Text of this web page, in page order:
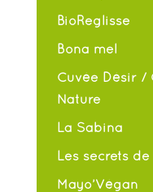
BioReglisse
Bona mel
Cuvée Désir /
Nature
La Sabina
Les secrets
Mayo’Végan